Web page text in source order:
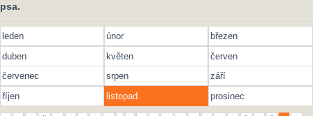
psa.
leden únor
březen
duben
květen
červen
červenec
srpen
září
říjen
listopad prosinec